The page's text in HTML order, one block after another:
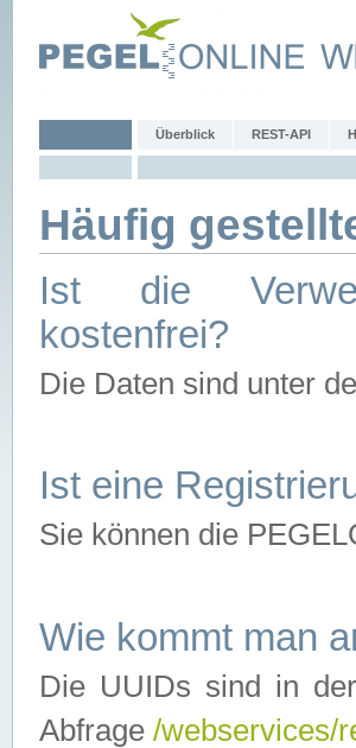
Überblick REST-API
Häufig
Ist die
kostenfrei?
Die Daten sind unter
Ist eine
Sie können die
Wie kommt man
Die UUIDs sind in der
Abfrage /webservices/